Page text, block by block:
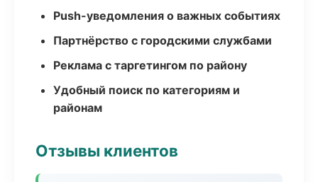
Push-уведомления о важных событиях
Партнёрство с городскими службами
Реклама с таргетингом по району
Удобный поиск по категориям и
районам
Отзывы клиентов